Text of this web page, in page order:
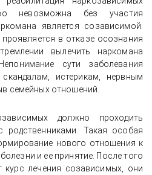
невозможна без участия
является созависимой.
в отказе осознания
вылечить наркомана
сути заболевания
истерикам, нервным
семейных отношений.
должно проходить
родственниками. Такая особая
нового отношения к
и ее принятие. После того
курс лечения созависимых, они